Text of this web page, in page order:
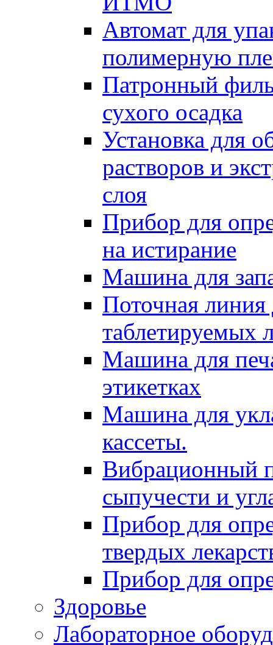
Автомат для
полимерную
Патронный
сухого осадка
Установка для
растворов и
слоя
Прибор для
на истирание
Машина для
Поточная линия
таблетируемых
Машина для
этикетках
Машина для
кассеты.
Вибрационный
сыпучести и
Прибор для
твердых
Прибор для
Здоровье
Лабораторное